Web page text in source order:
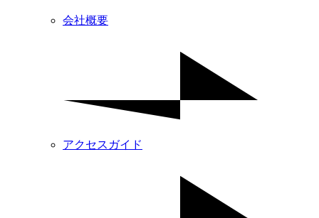
会社概要
アクセスガイド